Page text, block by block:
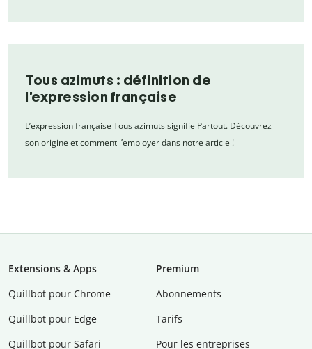
Tous azimuts : définition de
l’expression française
L’expression française Tous azimuts signifie Partout. Découvrez
son origine et comment l’employer dans notre article !
Extensions & Apps
Quillbot pour Chrome
Quillbot pour Edge
Quillbot pour Safari
Premium
Abonnements
Tarifs
Pour les entreprises